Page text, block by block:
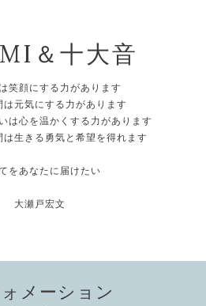
＆十大音
笑顔にする力があります
は元気にする力があります
は心を温かくする力があります
は生きる勇気と希望を得れます
をあなたに届けたい
瀬戸宏文
メーション